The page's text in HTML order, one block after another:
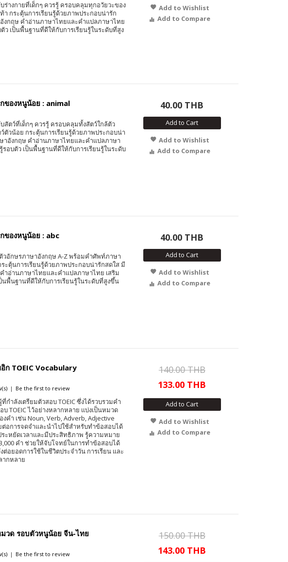
ร่างกายที่เด็กๆ ควรรู้ ครอบคลุมทุกอวัยวะของ
า กระตุ้นการเรียนรู้ด้วยภาพประกอบน่ารัก
งกฤษ คำอ่านภาษาไทยและคำแปลภาษาไทย
ว เป็นพื้นฐานที่ดีให้กับการเรียนรู้ในระดับที่สูง
Add to Wishlist
Add to Compare
ของหนูน้อย : animal
สัตว์ที่เด็กๆ ควรรู้ ครอบคลุมทั้งสัตว์ใกล้ตัว
ตัวน้อย กระตุ้นการเรียนรู้ด้วยภาพประกอบน่า
าอังกฤษ คำอ่านภาษาไทยและคำแปลภาษา
รอบตัว เป็นพื้นฐานที่ดีให้กับการเรียนรู้ในระดับ
40.00 THB
Add to Cart
Add to Wishlist
Add to Compare
ของหนูน้อย : abc
วอักษรภาษาอังกฤษ A-Z พร้อมคำศัพท์ภาษา
ะตุ้นการเรียนรู้ด้วยภาพประกอบน่ารักสดใส มี
ำอ่านภาษาไทยและคำแปลภาษาไทย เสริม
นพื้นฐานที่ดีให้กับการเรียนรู้ในระดับที่สูงขึ้น
40.00 THB
Add to Cart
Add to Wishlist
Add to Compare
ก TOEIC Vocabulary
| Be the first to review
ำลังเตรียมตัวสอบ TOEIC ซึ่งได้รวบรวมคำ
TOEIC ไว้อย่างหลากหลาย แบ่งเป็นหมวด
คำ เช่น Noun, Verb, Adverb, Adjective
ต่อการจดจำและนำไปใช้สำหรับทำข้อสอบได้
ะหยัดเวลาและมีประสิทธิภาพ รู้ความหมาย
คำ ช่วยให้จับโจทย์ในการทำข้อสอบได้
ต่อยอดการใช้ในชีวิตประจำวัน การเรียน และ
ากหลาย
140.00 THB
133.00 THB
Add to Cart
Add to Wishlist
Add to Compare
วด รอบตัวหนูน้อย จีน-ไทย
| Be the first to review
150.00 THB
143.00 THB